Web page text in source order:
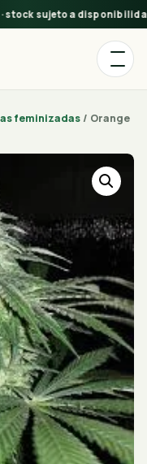
sujeto a disponibilidad
feminizadas / Orange